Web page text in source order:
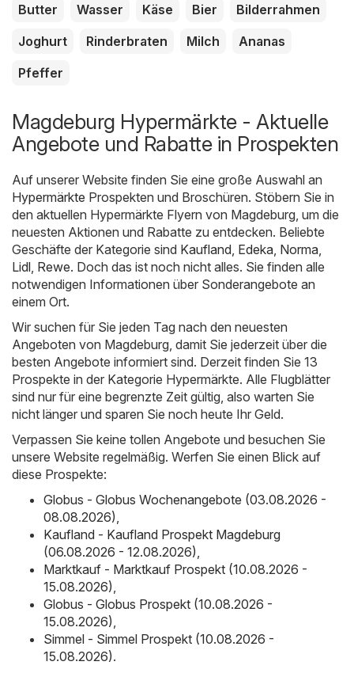
Butter Wasser Käse Bier
Bilderrahmen
Joghurt
Rinderbraten Milch
Ananas
Pfeffer
Magdeburg Hypermärkte - Aktuelle
Angebote und Rabatte in Prospekten
Auf unserer Website finden Sie eine große Auswahl an
Hypermärkte Prospekten und Broschüren. Stöbern Sie in
den aktuellen Hypermärkte Flyern von Magdeburg, um die
neuesten Aktionen und Rabatte zu entdecken. Beliebte
Geschäfte der Kategorie sind Kaufland, Edeka, Norma,
Lidl, Rewe. Doch das ist noch nicht alles. Sie finden alle
notwendigen Informationen über Sonderangebote an
einem Ort.
Wir suchen für Sie jeden Tag nach den neuesten
Angeboten von Magdeburg, damit Sie jederzeit über die
besten Angebote informiert sind. Derzeit finden Sie 13
Prospekte in der Kategorie Hypermärkte. Alle Flugblätter
sind nur für eine begrenzte Zeit gültig, also warten Sie
nicht länger und sparen Sie noch heute Ihr Geld.
Verpassen Sie keine tollen Angebote und besuchen Sie
unsere Website regelmäßig. Werfen Sie einen Blick auf
diese Prospekte:
Globus - Globus Wochenangebote (03.08.2026 -
08.08.2026),
Kaufland - Kaufland Prospekt Magdeburg
(06.08.2026 - 12.08.2026),
Marktkauf - Marktkauf Prospekt (10.08.2026 -
15.08.2026),
Globus - Globus Prospekt (10.08.2026 -
15.08.2026),
Simmel - Simmel Prospekt (10.08.2026 -
15.08.2026).